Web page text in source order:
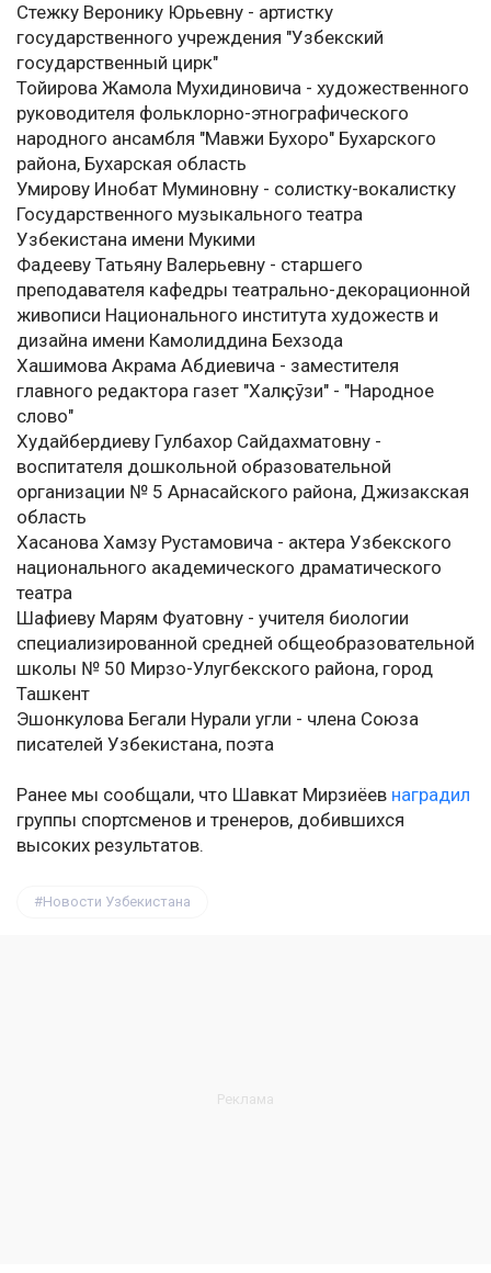
Стежку Веронику Юрьевну - артистку
государственного учреждения "Узбекский
государственный цирк"
Тойирова Жамола Мухидиновича - художественного
руководителя фольклорно-этнографического
народного ансамбля "Мавжи Бухоро" Бухарского
района, Бухарская область
Умирову Инобат Муминовну - солистку-вокалистку
Государственного музыкального театра
Узбекистана имени Мукими
Фадееву Татьяну Валерьевну - старшего
преподавателя кафедры театрально-декорационной
живописи Национального института художеств и
дизайна имени Камолиддина Бехзода
Хашимова Акрама Абдиевича - заместителя
главного редактора газет "Халқ сўзи" - "Народное
слово"
Худайбердиеву Гулбахор Сайдахматовну -
воспитателя дошкольной образовательной
организации № 5 Арнасайского района, Джизакская
область
Хасанова Хамзу Рустамовича - актера Узбекского
национального академического драматического
театра
Шафиеву Марям Фуатовну - учителя биологии
специализированной средней общеобразовательной
школы № 50 Мирзо-Улугбекского района, город
Ташкент
Эшонкулова Бегали Нурали угли - члена Союза
писателей Узбекистана, поэта
Ранее мы сообщали, что Шавкат Мирзиёев наградил
группы спортсменов и тренеров, добившихся
высоких результатов.
Новости Узбекистана